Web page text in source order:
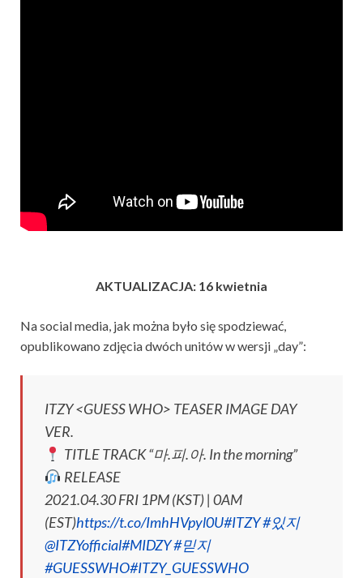
AKTUALIZACJA: 16 kwietnia
Na social media, jak można było się spodziewać,
opublikowano zdjęcia dwóch unitów w wersji „day”:
ITZY <GUESS WHO> TEASER IMAGE DAY
VER.
TITLE TRACK “마.피.아. In the morning”
RELEASE
2021.04.30 FRI 1PM (KST) | 0AM
(EST)https://t.co/ImhHVpyl0U#ITZY#있지
@ITZYofficial#MIDZY#믿지
#GUESSWHO#ITZY_GUESSWHO